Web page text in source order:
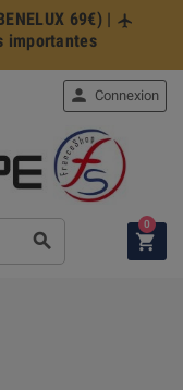
69€) | flight
importantes

 Connexion

0